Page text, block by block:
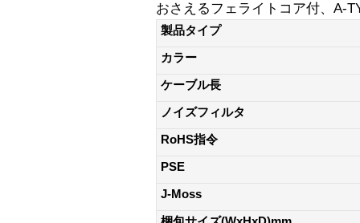
おさえるフェライトコア付、A-
製品タイプ
カラー
ケーブル長
ノイズフィルタ
RoHS指令
PSE
J-Moss